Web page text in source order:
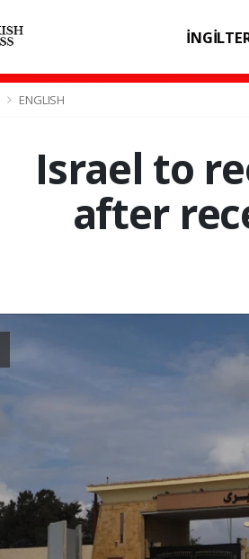
ENGLISH
Israel to
after